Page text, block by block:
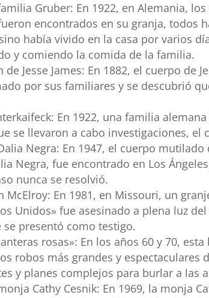
Gruber: En 1922, en Alemania,
encontrados en su granja, todos
había vivido en la casa por varios
y comiendo la comida de la familia.
Jesse James: En 1882, el cuerpo de
por sus familiares y se descubrió
En 1922, una familia
se llevaron a cabo investigaciones, el
Negra: En 1947, el cuerpo mutilado
Negra, fue encontrado en Los
nunca se resolvió.
McElroy: En 1981, en Missouri, un
Unidos» fue asesinado a plena luz
presentó como testigo.
rosas»: En los años 60 y 70,
robos más grandes y espectaculares
y planes complejos para burlar a las
Cathy Cesnik: En 1969, la monja